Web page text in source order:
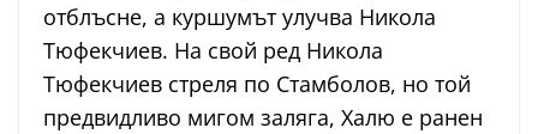
отблъсне, а куршумът улучва Никола
Тюфекчиев. На свой ред Никола
Тюфекчиев стреля по Стамболов, но той
предвидливо мигом заляга, Халю е ранен